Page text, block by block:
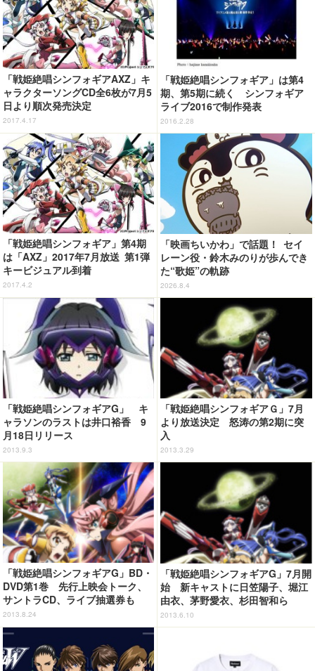
「戦姫絶唱シンフォギアAXZ」キ
ャラクターソングCD全6枚が7月5
日より順次発売決定
2017.4.17
「戦姫絶唱シンフォギア」は第4
期、第5期に続く シンフォギア
ライブ2016で制作発表
2016.2.28
「戦姫絶唱シンフォギア」第4期
は「AXZ」2017年7月放送 第1弾
キービジュアル到着
2017.4.2
「映画ちいかわ」で話題！ セイ
レーン役・鈴木みのりが歩んでき
た“歌姫”の軌跡
2026.8.4
「戦姫絶唱シンフォギアG」 キ
ャラソンのラストは井口裕香 9
月18日リリース
2013.9.3
「戦姫絶唱シンフォギアＧ」7月
より放送決定 怒涛の第2期に突
入
2013.3.29
「戦姫絶唱シンフォギアG」BD・
DVD第1巻 先行上映会トーク、
サントラCD、ライブ抽選券も
2013.8.24
「戦姫絶唱シンフォギアG」7月開
始 新キャストに日笠陽子、堀江
由衣、茅野愛衣、杉田智和ら
2013.6.10